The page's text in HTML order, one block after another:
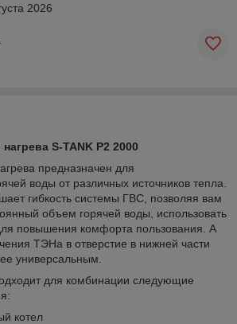
2026
S-TANK P2 2000
предназначен для
воды от различных источников тепла.
гибкость системы ГВС, позволяя вам
объем горячей воды, использовать
повышения комфорта пользования. А
ТЭНа в отверстие в нижней части
универсальным.
для комбинации следующие
котел